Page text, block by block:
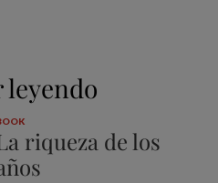
leyendo
riqueza de los